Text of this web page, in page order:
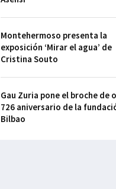
Montehermoso presenta la
exposición ‘Mirar el agua’ de
Cristina Souto
Gau Zuria pone el broche de
726 aniversario de la
Bilbao